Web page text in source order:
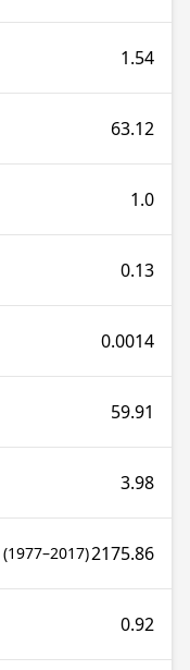
1.54
63.12
1.0
0.13
0.0014
59.91
3.98
2175.86
0.92